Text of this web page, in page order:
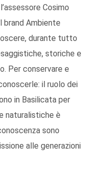
Cosimo
brand Ambiente
durante tutto
storiche e
Per conservare e
il ruolo dei
in Basilicata per
naturalistiche è
sono
alle generazioni